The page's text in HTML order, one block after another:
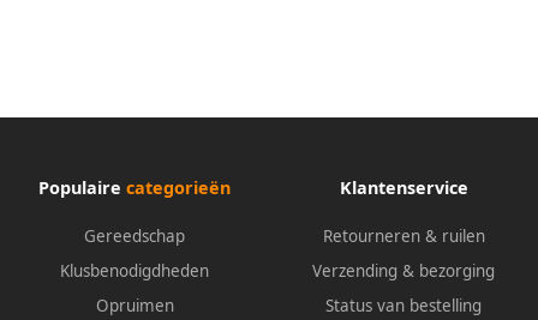
Populaire categorieën
Gereedschap
Klusbenodigdheden
Opruimen
Klantenservice
Retourneren & ruilen
Verzending & bezorging
Status van bestelling